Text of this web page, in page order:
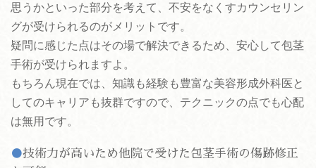
思うかといった部分を考えて、不安をなくすカウンセリン
グが受けられるのがメリットです。
疑問に感じた点はその場で解決できるため、安心して包茎
手術が受けられますよ。
もちろん現在では、知識も経験も豊富な美容形成外科医と
してのキャリアも抜群ですので、テクニックの点でも心配
は無用です。
技術力が高いため他院で受けた包茎手術の傷跡修正